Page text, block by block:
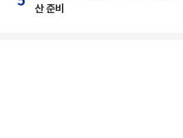
산 준비